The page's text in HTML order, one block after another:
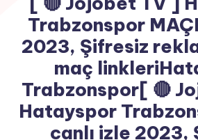
Trabzonspor
2023, Şifresiz
maç
Trabzonspor[ 🔴
Hatayspor
canlı izle 2023,